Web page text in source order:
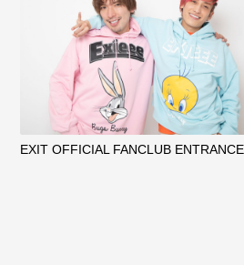
EXIT OFFICIAL FANCLUB ENTRANCE